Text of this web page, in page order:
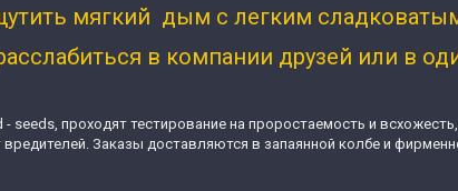
мягкий дым с легким
в компании друзей или в
seeds, проходят тестирование на проростаемость и
Заказы доставляются в запаянной колбе и